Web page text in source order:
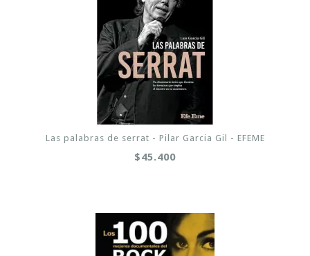
Las palabras de serrat - Pilar Garcia Gil - EFEME
$45.400